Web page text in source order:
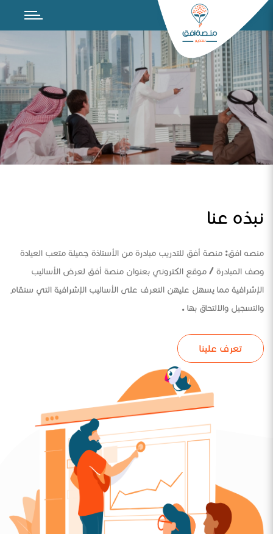
نبذه عنا
منصه افق: منصة أفق للتدريب مبادرة من الأستاذة جميلة متعب العيادة
وصف المبادرة / موقع الكتروني بعنوان منصة أفق لعرض الأساليب
الإشرافية مما يسهل عليهن التعرف على الأساليب الإشرافية التي ستقام
والتسجيل والالتحاق بها .
تعرف علينا